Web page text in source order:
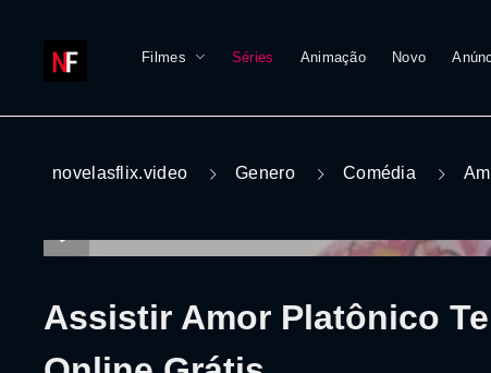
Filmes Séries Animação Novo
novelasflix.video Genero Comédia
Assistir Amor Platônico